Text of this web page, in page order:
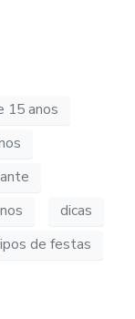
15 anos
dicas
de festas